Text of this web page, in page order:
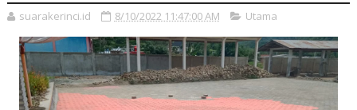
suarakerinci.id 8/10/2022 11:47:00 AM Utama